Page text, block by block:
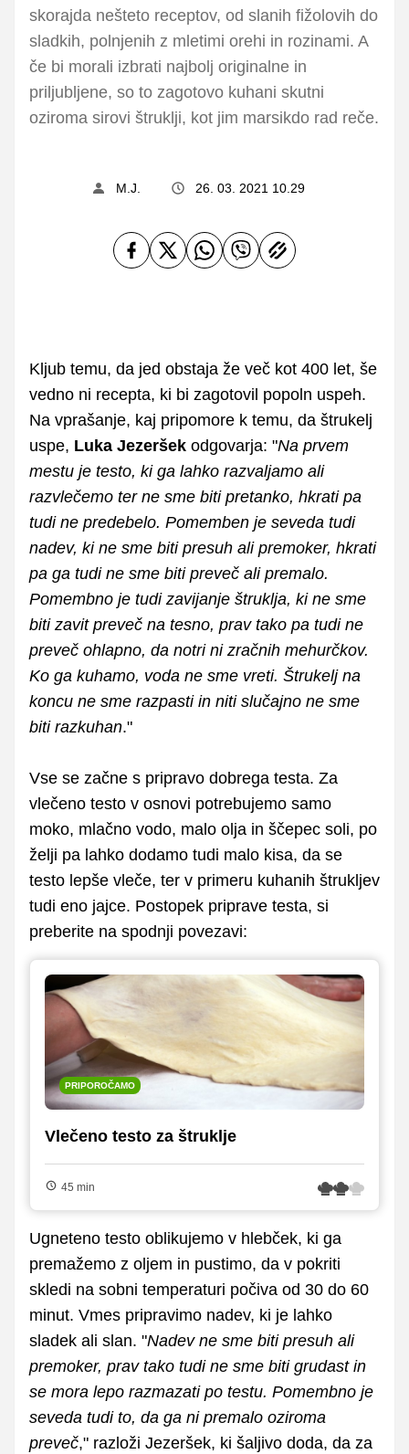
skorajda nešteto receptov, od slanih fižolovih do
sladkih, polnjenih z mletimi orehi in rozinami. A
če bi morali izbrati najbolj originalne in
priljubljene, so to zagotovo kuhani skutni
oziroma sirovi štruklji, kot jim marsikdo rad reče.
M.J. 26. 03. 2021 10.29
Kljub temu, da jed obstaja že več kot 400 let, še
vedno ni recepta, ki bi zagotovil popoln uspeh.
Na vprašanje, kaj pripomore k temu, da štrukelj
uspe, Luka Jezeršek odgovarja: "Na prvem
mestu je testo, ki ga lahko razvaljamo ali
razvlečemo ter ne sme biti pretanko, hkrati pa
tudi ne predebelo. Pomemben je seveda tudi
nadev, ki ne sme biti presuh ali premoker, hkrati
pa ga tudi ne sme biti preveč ali premalo.
Pomembno je tudi zavijanje štruklja, ki ne sme
biti zavit preveč na tesno, prav tako pa tudi ne
preveč ohlapno, da notri ni zračnih mehurčkov.
Ko ga kuhamo, voda ne sme vreti. Štrukelj na
koncu ne sme razpasti in niti slučajno ne sme
biti razkuhan."
Vse se začne s pripravo dobrega testa. Za
vlečeno testo v osnovi potrebujemo samo
moko, mlačno vodo, malo olja in ščepec soli, po
želji pa lahko dodamo tudi malo kisa, da se
testo lepše vleče, ter v primeru kuhanih štrukljev
tudi eno jajce. Postopek priprave testa, si
preberite na spodnji povezavi:
PRIPOROČAMO
Vlečeno testo za štruklje
45 min
Ugneteno testo oblikujemo v hlebček, ki ga
premažemo z oljem in pustimo, da v pokriti
skledi na sobni temperaturi počiva od 30 do 60
minut. Vmes pripravimo nadev, ki je lahko
sladek ali slan. "Nadev ne sme biti presuh ali
premoker, prav tako tudi ne sme biti grudast in
se mora lepo razmazati po testu. Pomembno je
seveda tudi to, da ga ni premalo oziroma
preveč," razloži Jezeršek, ki šaljivo doda, da za